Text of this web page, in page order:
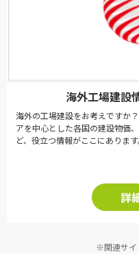
海外工場建設
海外の工場建設をお考えですか
アを中心とした各国の建設物価
ど、役立つ情報がここにあります
詳
※関連サイ